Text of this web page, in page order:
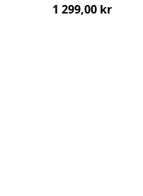
1 299,00 kr